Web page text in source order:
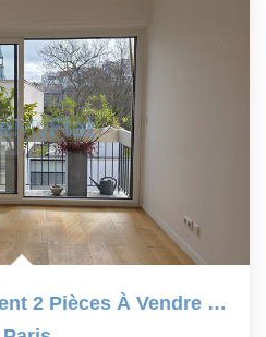
Charmant Appartement 2 Pièces À Vendre À Paris - 4ème Étage